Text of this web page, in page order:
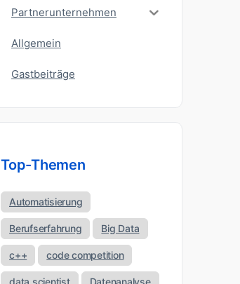
Partnerunternehmen
Allgemein
Gastbeiträge
Top-Themen
Automatisierung
Berufserfahrung Big Data
c++ code competition